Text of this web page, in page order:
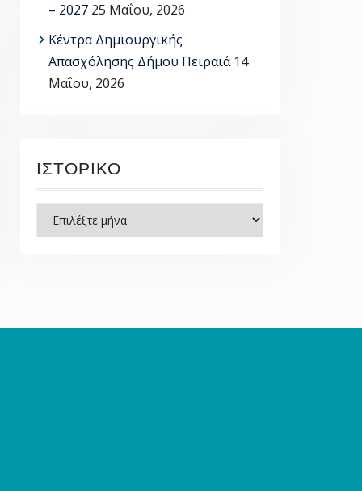
– 2027 25 Μαΐου, 2026
Κέντρα Δημιουργικής
Απασχόλησης Δήμου Πειραιά 14
Μαΐου, 2026
ΙΣΤΟΡΙΚΌ
Ιστορικό